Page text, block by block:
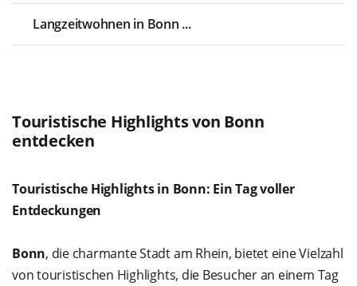
Langzeitwohnen in Bonn ...
Touristische Highlights von Bonn
entdecken
Touristische Highlights in Bonn: Ein Tag voller
Entdeckungen
Bonn, die charmante Stadt am Rhein, bietet eine Vielzahl
von touristischen Highlights, die Besucher an einem Tag